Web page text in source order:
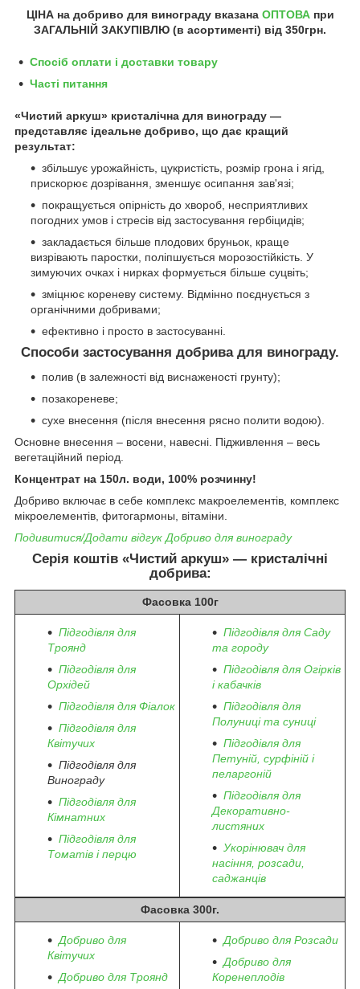
ЦІНА на добриво для винограду вказана ОПТОВАпри
ЗАГАЛЬНІЙ ЗАКУПІВЛЮ (в асортименті) від 350грн.
Спосіб оплати і доставки товару
Часті питання
«Чистий аркуш» кристалічна для винограду —
представляє ідеальне добриво, що дає кращий
результат:
збільшує урожайність, цукристість, розмір грона і ягід,
прискорює дозрівання, зменшує осипання зав'язі;
покращується опірність до хвороб, несприятливих
погодних умов і стресів від застосування гербіцидів;
закладається більше плодових бруньок, краще
визрівають паростки, поліпшується морозостійкість. У
зимуючих очках і нирках формується більше суцвіть;
зміцнює кореневу систему. Відмінно поєднується з
органічними добривами;
ефективно і просто в застосуванні.
Способи застосування добрива для винограду.
полив (в залежності від виснаженості грунту);
позакореневе;
сухе внесення (після внесення рясно полити водою).
Основне внесення – восени, навесні. Підживлення – весь
вегетаційний період.
Концентрат на 150л. води, 100% розчинну!
Добриво включає в себе комплекс макроелементів, комплекс
мікроелементів, фитогармоны, вітаміни.
Подивитися/Додати відгук Добриво для винограду
Серія коштів «Чистий аркуш» — кристалічні
добрива:
Фасовка 100г
Підгодівля для
Троянд
Підгодівля для
Орхідей
Підгодівля для Фіалок
Підгодівля для
Квітучих
Підгодівля для
Винограду
Підгодівля для
Кімнатних
Підгодівля для
Томатів і перцю
Підгодівля для Саду
та городу
Підгодівля для Огірків
і кабачків
Підгодівля для
Полуниці та суниці
Підгодівля для
Петуній, сурфіній і
пеларгоній
Підгодівля для
Декоративно-
листяних
Укорінювач для
насіння, розсади,
саджанців
Фасовка 300г.
Добриво для
Квітучих
Добриво для Троянд
Добриво для Розсади
Добриво для
Коренеплодів